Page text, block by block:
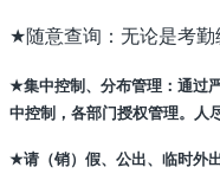
★随意查询：无论是考
★集中控制、分布管理：通过
中控制，各部门授权管理。人
★请（销）假、公出、临时外